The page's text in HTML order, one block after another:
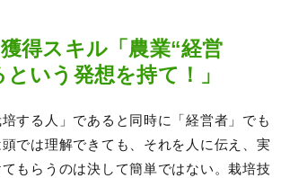
得スキル「農業“経営
いう発想を持て！」
する人」であると同時に「経営者」でも
では理解できても、それを人に伝え、実
もらうのは決して簡単ではない。栽培技